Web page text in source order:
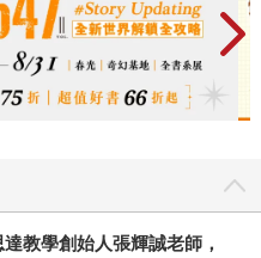
教學創始人張輝誠老師，